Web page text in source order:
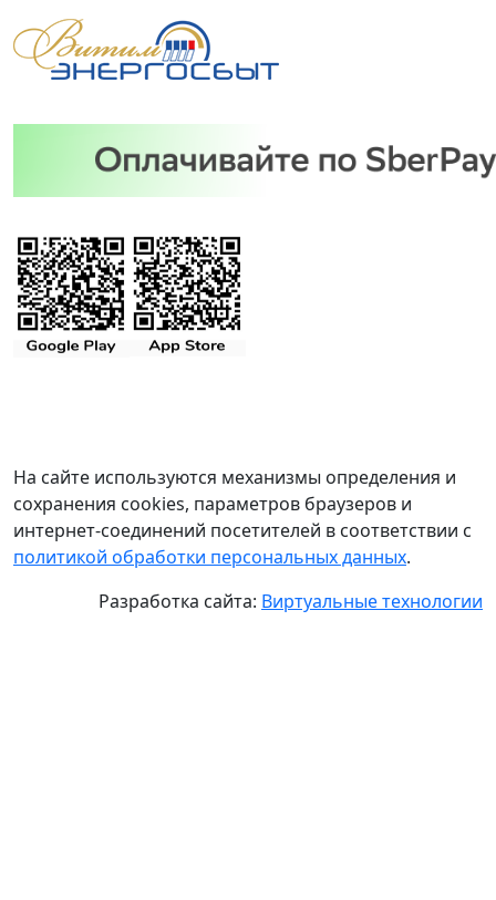
На сайте используются механизмы определения и
сохранения cookies, параметров браузеров и
интернет-соединений посетителей в соответствии с
политикой обработки персональных данных.
Разработка сайта: Виртуальные технологии